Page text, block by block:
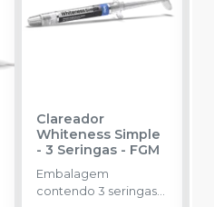
Clareador
Whiteness Simple
- 3 Seringas- FGM
Embalagem
contendo 3 seringas